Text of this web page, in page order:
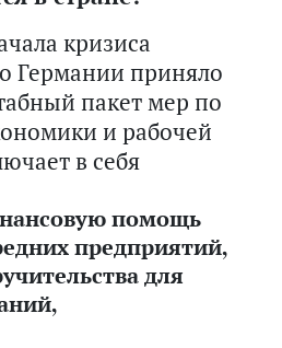
кризиса
Германии приняло
пакет мер по
и рабочей
в себя
помощь
предприятий,
для